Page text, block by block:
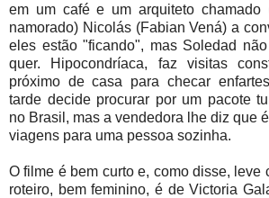
em um café e um arquiteto chamado
namorado) Nicolás (Fabian Vená) a
eles estão "ficando", mas Soledad
quer. Hipocondríaca, faz visitas
próximo de casa para checar
tarde decide procurar por um pacote
no Brasil, mas a vendedora lhe diz que
viagens para uma pessoa sozinha.
O filme é bem curto e, como disse, leve
roteiro, bem feminino, é de Victoria